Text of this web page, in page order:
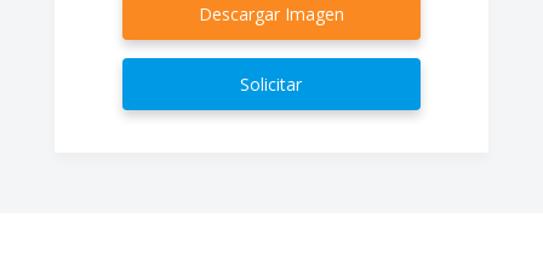
Descargar Imagen
Solicitar